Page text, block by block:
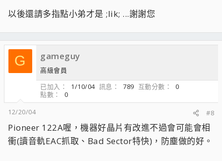
以後還請多指點小弟才是 ;lik; ...謝謝您
G gameguy
高級會員
已加入
1/10/04 訊息 789 互動分數
0
點數
0
12/20/04
#8
Pioneer 122A喔，機器好晶片有改進不過會可能會相
衝(讀音軌EAC抓取、Bad Sector特快)，防塵做的好。